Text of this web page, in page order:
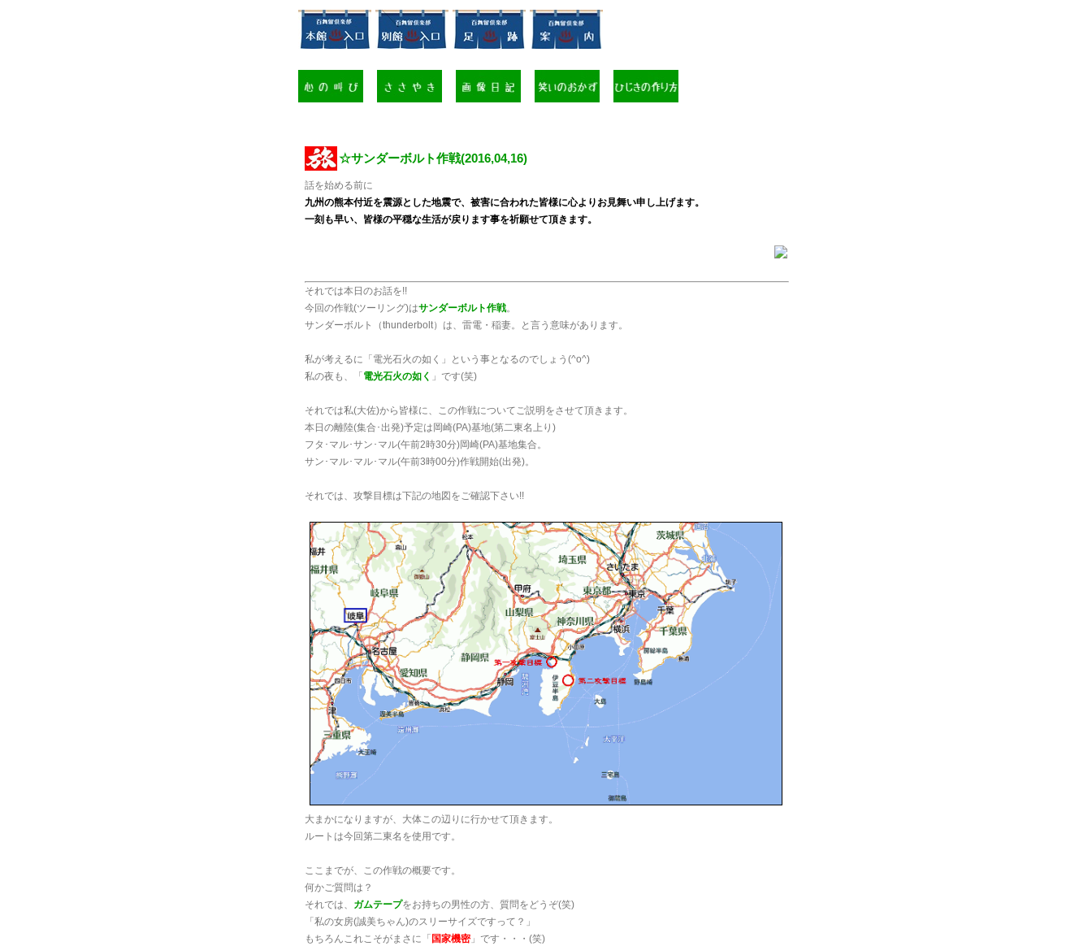
☆サンダーボルト作戦(2016,04,16)
話を始める前に
九州の熊本付近を震源とした地震で、被害に合われた皆様に心よりお見舞い申し上げます。
一刻も早い、皆様の平穏な生活が戻ります事を祈願せて頂きます。
それでは本日のお話を!!
今回の作戦(ツーリング)はサンダーボルト作戦。
サンダーボルト（thunderbolt）は、雷電・稲妻。と言う意味があります。
私が考えるに「電光石火の如く」という事となるのでしょう(^o^)
私の夜も、「 電光石火の如く 」です(笑)
それでは私(大佐)から皆様に、この作戦についてご説明をさせて頂きます。
本日の離陸(集合･出発)予定は岡崎(PA)基地(第二東名上り)
フタ･マル･サン･マル(午前2時30分)岡崎(PA)基地集合。
サン･マル･マル･マル(午前3時00分)作戦開始(出発)。
それでは、攻撃目標は下記の地図をご確認下さい!!
大まかになりますが、大体この辺りに行かせて頂きます。
ルートは今回第二東名を使用です。
ここまでが、この作戦の概要です。
何かご質問は？
それでは、 ガムテープをお持ちの男性の方、質問をどうぞ(笑)
「私の女房(誠美ちゃん)のスリーサイズですって？」
もちろんこれこそがまさに「 国家機密」です・・・(笑)